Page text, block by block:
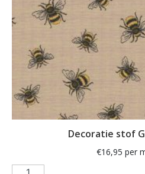
piano
poezen
regenboog
rozen
ruit
safari
Decoratie stof
€16,95 per